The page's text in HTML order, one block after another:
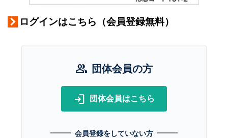
ログインはこちら（会員登録無料）
group 団体会員の方
login 団体会員はこちら
会員登録をしていない方